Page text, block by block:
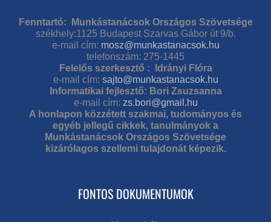
Fenntartó: Munkástanácsok Országos Szövetsége
székhely:1125 Budapest Szarvas Gábor út 9/b.
e-mail cím: mosz@munkastanacsok.hu
telefonszám: 275-1445
Felelős szerkesztő : Idrányi Flóra
e-mail cím: sajto@munkastanacsok.hu
Informatikai fejlesztő: Bori Zsuzsanna
e-mail cím: zs.bori@gmail.hu
A honlapon közzétett szakmai, tudományos és
egyéb jellegű cikkek, tanulmányok a
Munkástanácsok Országos Szövetsége
kizárólagos szellemi tulajdonát képezik.
FONTOS DOKUMENTUMOK